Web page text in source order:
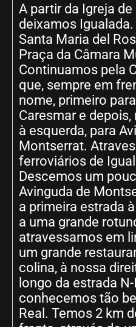
A partir da Igreja de
deixamos
Santa Maria del
Praça da Câmara
Continuamos pela
que, sempre em
nome, primeiro
Caresmar e
à esquerda, para
Montserrat.
ferroviários de
Descemos um
Avinguda de
a primeira estrada
a uma grande
atravessamos em
um grande
colina, à nossa
longo da estrada
conhecemos tão
Real. Temos 2 km